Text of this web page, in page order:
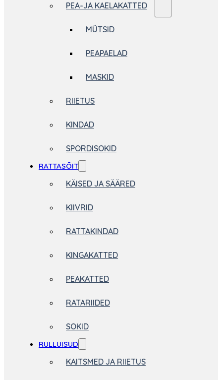
PEA-JA KAELAKATTED
MÜTSID
PEAPAELAD
MASKID
RIIETUS
KINDAD
SPORDISOKID
RATTASÕIT
KÄISED JA SÄÄRED
KIIVRID
RATTAKINDAD
KINGAKATTED
PEAKATTED
RATARIIDED
SOKID
RULLUISUD
KAITSMED JA RIIETUS